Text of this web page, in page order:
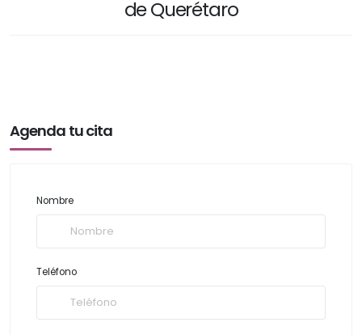
de Querétaro
Agenda tu cita
Nombre
Teléfono